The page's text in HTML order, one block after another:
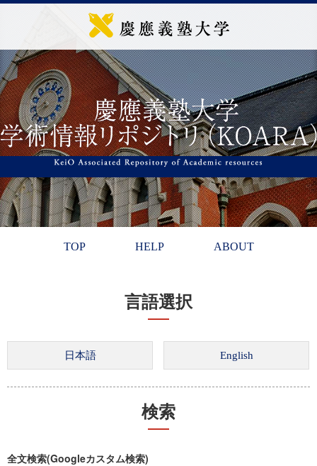
TOP HELP ABOUT
言語選択
検索
全文検索(Googleカスタム検索)